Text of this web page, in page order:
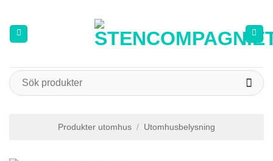
content
Sök
efter:
Produkter utomhus / Utomhusbelysning